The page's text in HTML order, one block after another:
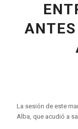
La sesión de este
Alba, que acudió a